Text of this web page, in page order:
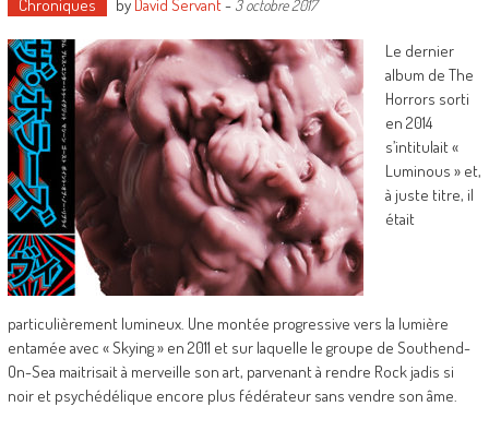
Chroniques by David Servant- 3 octobre 2017
Le dernier
album de The
Horrors sorti
en 2014
s’intitulait «
Luminous » et,
à juste titre, il
était
particulièrement lumineux. Une montée progressive vers la lumière
entamée avec « Skying » en 2011 et sur laquelle le groupe de Southend-
On-Sea maitrisait à merveille son art, parvenant à rendre Rock jadis si
noir et psychédélique encore plus fédérateur sans vendre son âme.